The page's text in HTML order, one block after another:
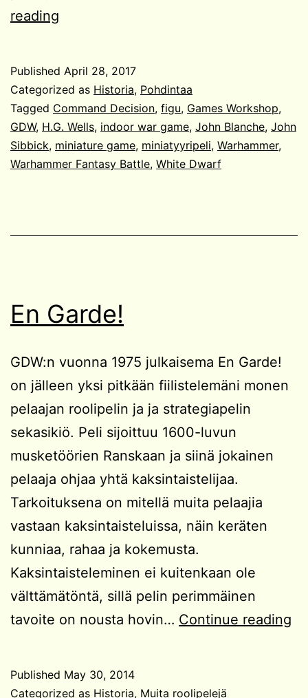
reading
Published April 28, 2017
Categorized as Historia, Pohdintaa
Tagged Command Decision, figu, Games Workshop,
GDW, H.G. Wells, indoor war game, John Blanche, John
Sibbick, miniature game, miniatyyripeli, Warhammer,
Warhammer Fantasy Battle, White Dwarf
En Garde!
GDW:n vuonna 1975 julkaisema En Garde!
on jälleen yksi pitkään fiilistelemäni monen
pelaajan roolipelin ja ja strategiapelin
sekasikiö. Peli sijoittuu 1600-luvun
musketöörien Ranskaan ja siinä jokainen
pelaaja ohjaa yhtä kaksintaistelijaa.
Tarkoituksena on mitellä muita pelaajia
vastaan kaksintaisteluissa, näin keräten
kunniaa, rahaa ja kokemusta.
Kaksintaisteleminen ei kuitenkaan ole
välttämätöntä, sillä pelin perimmäinen
tavoite on nousta hovin… Continue reading
Published May 30, 2014
Categorized as Historia, Muita roolipelejä